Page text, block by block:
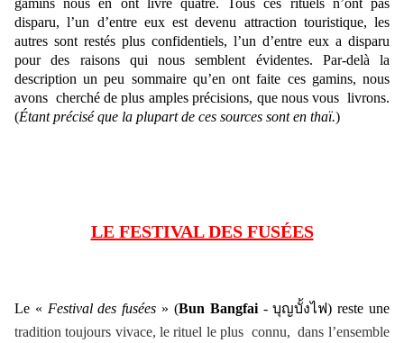
gamins nous en ont livré quatre. Tous ces rituels n’ont pas
disparu, l’un d’entre eux est devenu attraction touristique, les
autres sont restés plus confidentiels, l’un d’entre eux a disparu
pour des raisons qui nous semblent évidentes. Par-delà la
description un peu sommaire qu’en ont faite ces gamins, nous
avons cherché de plus amples précisions, que nous vous livrons.
(Étant précisé que la plupart de ces sources sont en thaï.)
LE FESTIVAL DES FUSÉES
Le « Festival des fusées » (Bun Bangfai-บุญบั้งไฟ)reste une
tradition toujours vivace, le rituel le plus connu, dans l’ensemble